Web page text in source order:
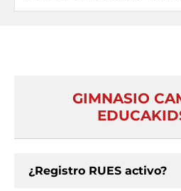
GIMNASIO
¿Registro RUES activo?